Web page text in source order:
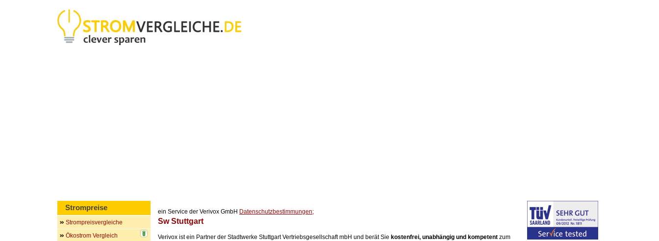
ein Service der Verivox GmbH Datenschutzbestimmungen;
Sw Stuttgart
Verivox ist ein Partner der Stadtwerke Stuttgart Vertriebsgesellschaft mbH und berät Sie kostenfrei, unabhängig und kompetent zum
Strompreise
Strompreisvergleiche
Ökostrom Vergleich